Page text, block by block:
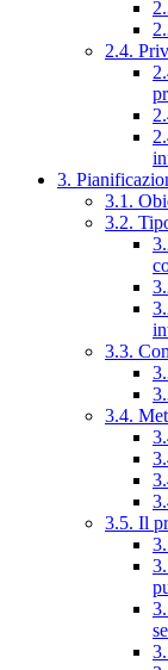
2.4.
3.
3.1.
3.2.
3.3.
3.4.
3.5. Il